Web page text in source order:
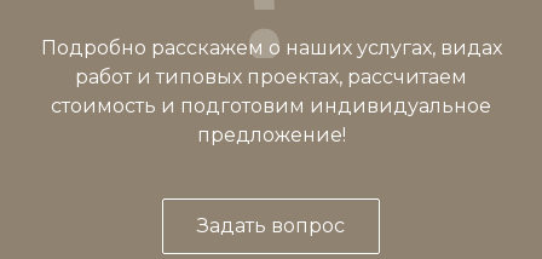
Подробно расскажем о наших услугах, видах
работ и типовых проектах, рассчитаем
стоимость и подготовим индивидуальное
предложение!
Задать вопрос